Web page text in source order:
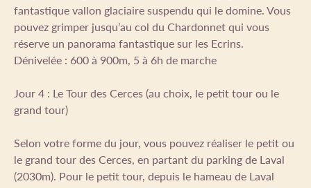
fantastique vallon glaciaire suspendu qui le domine. Vous
pouvez grimper jusqu’au col du Chardonnet qui vous
réserve un panorama fantastique sur les Ecrins.
Dénivelée : 600 à 900m, 5 à 6h de marche
Jour 4 : Le Tour des Cerces (au choix, le petit tour ou le
grand tour)
Selon votre forme du jour, vous pouvez réaliser le petit ou
le grand tour des Cerces, en partant du parking de Laval
(2030m). Pour le petit tour, depuis le hameau de Laval